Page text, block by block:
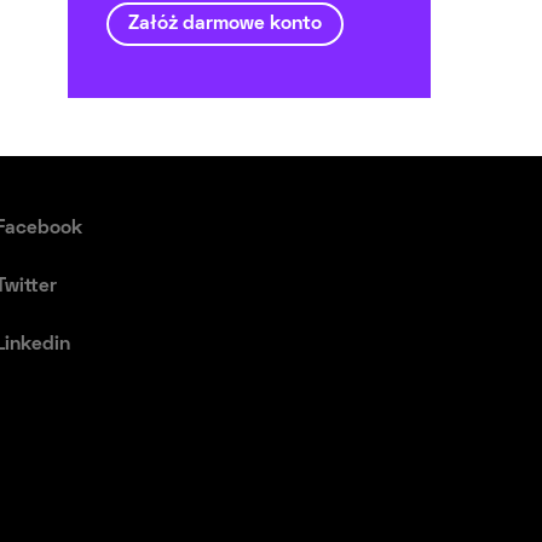
Załóż darmowe konto
Facebook
Twitter
Linkedin